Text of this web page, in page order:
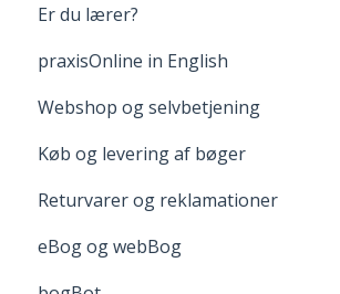
Er du lærer?
Fagpakker
webBog og eBog+
boost
FGU - pædagogiske værktøjer
praxisOnline in English
Manage Your Account
Your Materials on praxisOnline
Help with Technical Issues
Webshop og selvbetjening
Opret bruger og login
Når du handler
Køb og levering af bøger
Levering
Adgang til digitale materialer
Returvarer og reklamationer
Returnering
eBog og webBog